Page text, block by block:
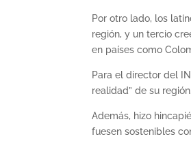
Por otro lado, los
región, y un tercio
en países como
Para el director del
realidad” de su región.
Además, hizo
fuesen sostenibles